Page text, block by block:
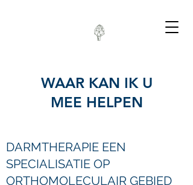
WAAR KAN IK U
MEE HELPEN
DARMTHERAPIE EEN
SPECIALISATIE OP
ORTHOMOLECULAIR GEBIED